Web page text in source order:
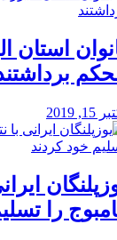
استان
15, 2019
را